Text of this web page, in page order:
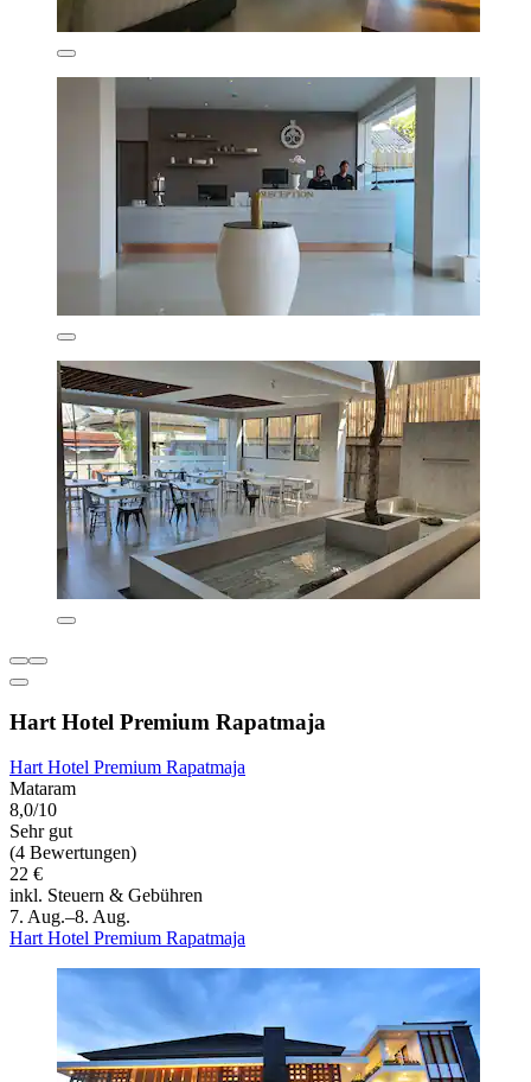
Hart Hotel Premium Rapatmaja
Hart Hotel Premium Rapatmaja
Mataram
8,0/10
Sehr gut
(4 Bewertungen)
22 €
inkl. Steuern & Gebühren
7. Aug.–8. Aug.
Hart Hotel Premium Rapatmaja